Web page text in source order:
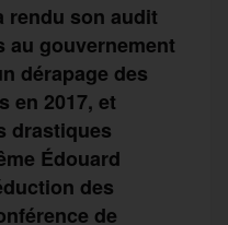
rendu son audit
au gouvernement
dérapage des
en 2017, et
drastiques
Édouard
des
de